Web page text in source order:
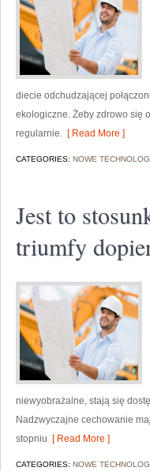
diecie odchudzającej
ekologiczne. Żeby zdrowo się
regularnie. [ Read More ]
CATEGORIES: NOWE
Jest to
triumfy
niewyobrażalne, stają się
Nadzwyczajne cechowanie
stopniu [ Read More ]
CATEGORIES: NOWE